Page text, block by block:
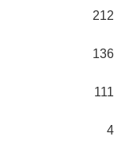
212
136
111
4